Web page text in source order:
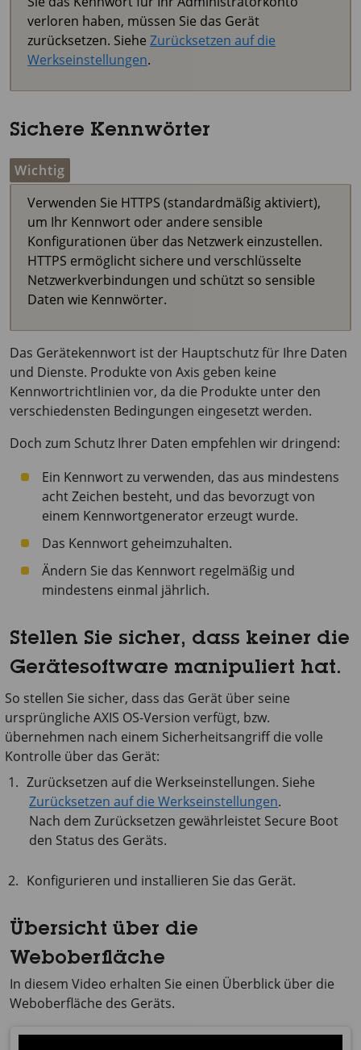
verloren haben, müssen Sie das Gerät
zurücksetzen. Siehe Zurücksetzen auf die
Werkseinstellungen.
Sichere Kennwörter
Wichtig
Verwenden Sie HTTPS (standardmäßig aktiviert),
um Ihr Kennwort oder andere sensible
Konfigurationen über das Netzwerk einzustellen.
HTTPS ermöglicht sichere und verschlüsselte
Netzwerkverbindungen und schützt so sensible
Daten wie Kennwörter.
Das Gerätekennwort ist der Hauptschutz für Ihre Daten
und Dienste. Produkte von Axis geben keine
Kennwortrichtlinien vor, da die Produkte unter den
verschiedensten Bedingungen eingesetzt werden.
Doch zum Schutz Ihrer Daten empfehlen wir dringend:
Ein Kennwort zu verwenden, das aus mindestens
acht Zeichen besteht, und das bevorzugt von
einem Kennwortgenerator erzeugt wurde.
Das Kennwort geheimzuhalten.
Ändern Sie das Kennwort regelmäßig und
mindestens einmal jährlich.
Stellen Sie sicher, dass keiner die
Gerätesoftware manipuliert hat.
So stellen Sie sicher, dass das Gerät über seine
ursprüngliche AXIS OS-Version verfügt, bzw.
übernehmen nach einem Sicherheitsangriff die volle
Kontrolle über das Gerät:
Zurücksetzen auf die Werkseinstellungen. Siehe
Zurücksetzen auf die Werkseinstellungen.
Nach dem Zurücksetzen gewährleistet Secure Boot
den Status des Geräts.
Konfigurieren und installieren Sie das Gerät.
Übersicht über die
Weboberfläche
In diesem Video erhalten Sie einen Überblick über die
Weboberfläche des Geräts.